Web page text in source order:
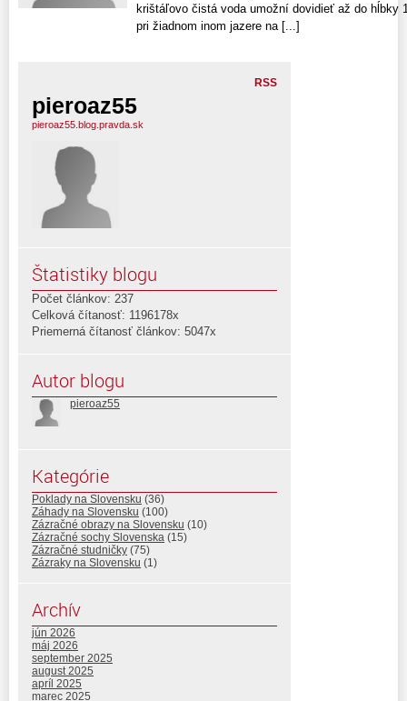
krištáľovo čistá voda umožní dovidieť až do hĺbky
pri žiadnom inom jazere na [...]
RSS
pieroaz55
pieroaz55.blog.pravda.sk
Štatistiky blogu
Počet článkov: 237
Celková čítanosť: 1196178x
Priemerná čítanosť článkov: 5047x
Autor blogu
pieroaz55
Kategórie
Poklady na Slovensku (36)
Záhady na Slovensku (100)
Zázračné obrazy na Slovensku (10)
Zázračné sochy Slovenska (15)
Zázračné studničky (75)
Zázraky na Slovensku (1)
Archív
jún 2026
máj 2026
september 2025
august 2025
apríl 2025
marec 2025